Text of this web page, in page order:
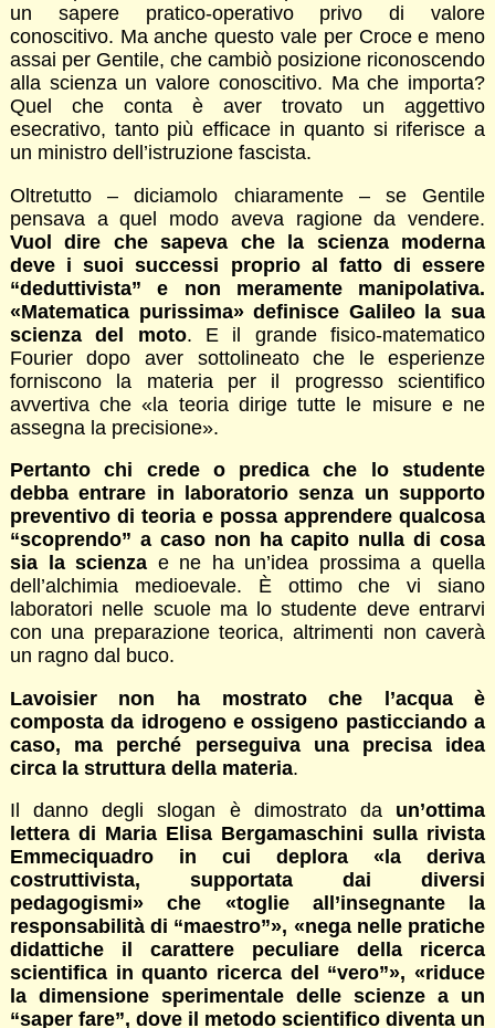
un sapere pratico-operativo privo di valore
conoscitivo. Ma anche questo vale per Croce e meno
assai per Gentile, che cambiò posizione riconoscendo
alla scienza un valore conoscitivo. Ma che importa?
Quel che conta è aver trovato un aggettivo
esecrativo, tanto più efficace in quanto si riferisce a
un ministro dell’istruzione fascista.
Oltretutto – diciamolo chiaramente – se Gentile
pensava a quel modo aveva ragione da vendere.
Vuol dire che sapeva che la scienza moderna
deve i suoi successi proprio al fatto di essere
“deduttivista” e non meramente manipolativa.
«Matematica purissima» definisce Galileo la sua
scienza del moto. E il grande fisico-matematico
Fourier dopo aver sottolineato che le esperienze
forniscono la materia per il progresso scientifico
avvertiva che «la teoria dirige tutte le misure e ne
assegna la precisione».
Pertanto chi crede o predica che lo studente
debba entrare in laboratorio senza un supporto
preventivo di teoria e possa apprendere qualcosa
“scoprendo” a caso non ha capito nulla di cosa
sia la scienza e ne ha un’idea prossima a quella
dell’alchimia medioevale. È ottimo che vi siano
laboratori nelle scuole ma lo studente deve entrarvi
con una preparazione teorica, altrimenti non caverà
un ragno dal buco.
Lavoisier non ha mostrato che l’acqua è
composta da idrogeno e ossigeno pasticciando a
caso, ma perché perseguiva una precisa idea
circa la struttura della materia.
Il danno degli slogan è dimostrato da un’ottima
lettera di Maria Elisa Bergamaschini sulla rivista
Emmeciquadro in cui deplora «la deriva
costruttivista, supportata dai diversi
pedagogismi» che «toglie all’insegnante la
responsabilità di “maestro”», «nega nelle pratiche
didattiche il carattere peculiare della ricerca
scientifica in quanto ricerca del “vero”», «riduce
la dimensione sperimentale delle scienze a un
“saper fare”, dove il metodo scientifico diventa un